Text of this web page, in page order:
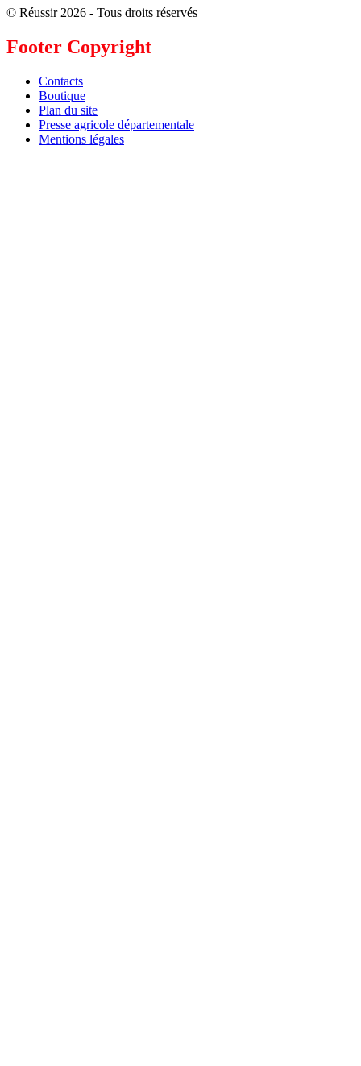
© Réussir 2026 - Tous droits réservés
Footer Copyright
Contacts
Boutique
Plan du site
Presse agricole départementale
Mentions légales